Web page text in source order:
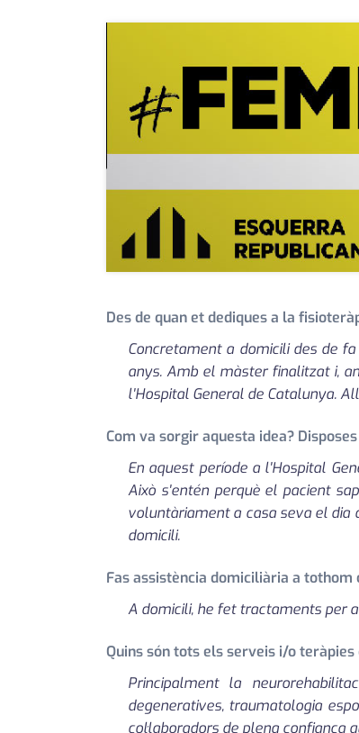
Des de quan et dediques a la
Concretament a domicili des de
anys. Amb el màster finalitzat i,
l'Hospital General de Catalunya.
Com va sorgir aquesta idea?
En aquest període a l'Hospital
Això s'entén perquè el pacient
voluntàriament a casa seva el dia
domicili.
Fas assistència domiciliària a
A domicili, he fet tractaments per
Quins són tots els serveis i/o
Principalment la
degeneratives, traumatologia
col·laboradors de plena confiança